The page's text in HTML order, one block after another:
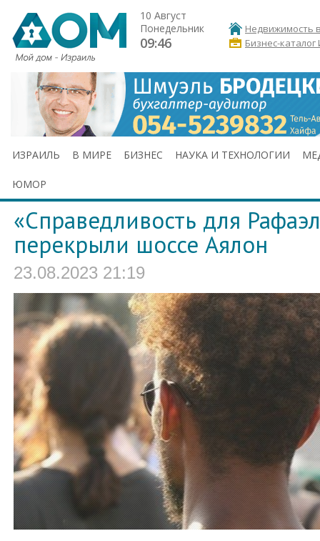
10 Август
Понедельник
09:46
Недвижимость
Бизнес-каталог
ИЗРАИЛЬ В МИРЕ БИЗНЕС НАУКА И ТЕХНОЛОГИИ
ЮМОР
«Справедливость для
перекрыли шоссе Аялон
23.08.2023 21:19